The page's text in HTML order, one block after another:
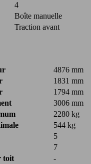
4
Boîte manuelle
Traction avant
4876 mm
1831 mm
1794 mm
3006 mm
2280 kg
544 kg
5
7
toit
-